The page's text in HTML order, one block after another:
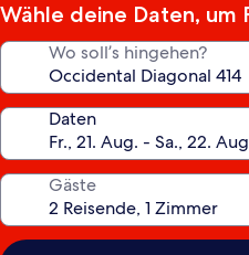
Wähle deine Daten, um
Wo soll’s hingehen?
Daten
Gäste